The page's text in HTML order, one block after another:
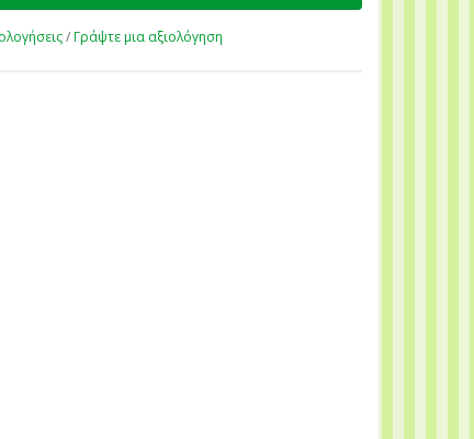
/Γράψτε μια αξιολόγηση